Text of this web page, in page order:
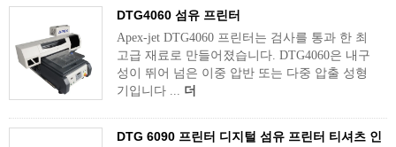
DTG4060 섬유 프린터
Apex-jet DTG4060 프린터는 검사를 통과 한 최
고급 재료로 만들어졌습니다. DTG4060은 내구
성이 뛰어 넘은 이중 압반 또는 다중 압출 성형
기입니다 ... 더
DTG 6090 프린터 디지털 섬유 프린터 티셔츠 인